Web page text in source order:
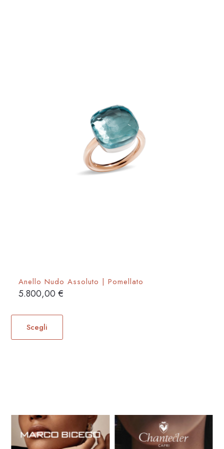
Anello Nudo Assoluto | Pomellato
5.800,00€
Scegli
Questo
ha
scelte
nella
pagina